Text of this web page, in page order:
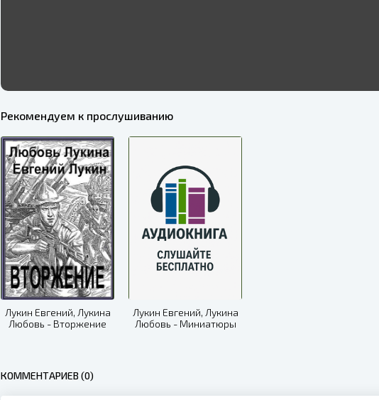
Рекомендуем к прослушиванию
Лукин Евгений, Лукина
Любовь - Вторжение
Лукин Евгений, Лукина
Любовь - Миниатюры
КОММЕНТАРИЕВ (0)